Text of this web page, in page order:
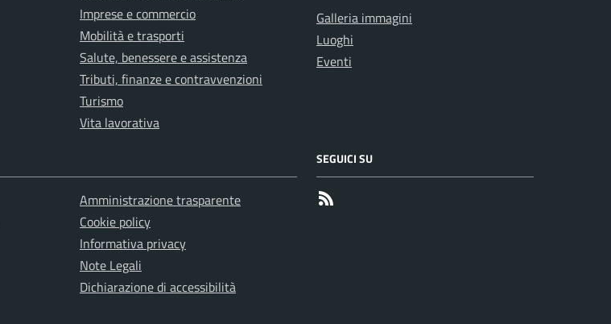
Imprese e commercio
Mobilità e trasporti
Salute, benessere e assistenza
Tributi, finanze e contravvenzioni
Turismo
Vita lavorativa
Galleria immagini
Luoghi
Eventi
Amministrazione trasparente
Cookie policy
Informativa privacy
Note Legali
Dichiarazione di accessibilità
SEGUICI SU